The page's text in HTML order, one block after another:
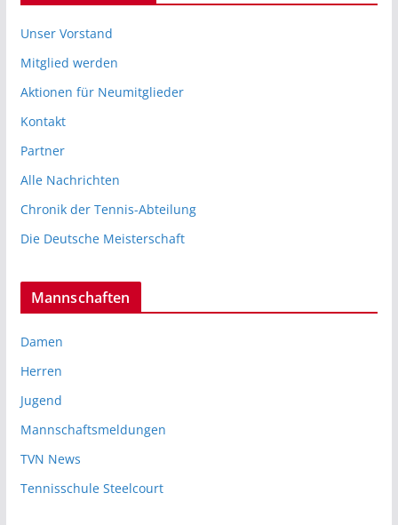
Unser Vorstand
Mitglied werden
Aktionen für Neumitglieder
Kontakt
Partner
Alle Nachrichten
Chronik der Tennis-Abteilung
Die Deutsche Meisterschaft
Mannschaften
Damen
Herren
Jugend
Mannschaftsmeldungen
TVN News
Tennisschule Steelcourt